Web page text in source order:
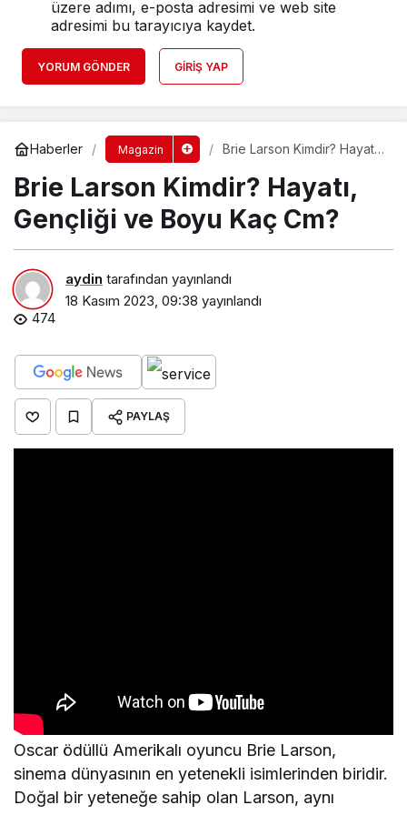
üzere adımı, e-posta adresimi ve web site
adresimi bu tarayıcıya kaydet.
YORUM GÖNDER GIRIŞ YAP
Haberler Magazin
Brie Larson Kimdir? Hayatı,
Brie Larson Kimdir? Hayatı,
Gençliği ve Boyu Kaç Cm?
aydin tarafından yayınlandı
18 Kasım 2023, 09:38 yayınlandı
474
PAYLAŞ
Oscar ödüllü Amerikalı oyuncu Brie Larson,
sinema dünyasının en yetenekli isimlerinden biridir.
Doğal bir yeteneğe sahip olan Larson, aynı